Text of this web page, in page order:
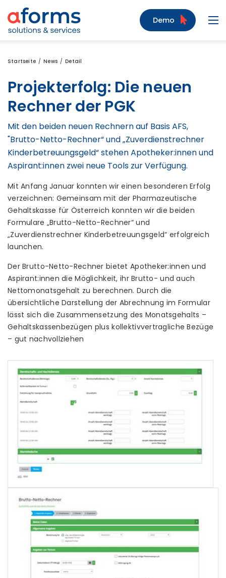
Zum Inhalt
Zum Menü
Zur Suche
Demo
Startseite News Detail
Projekterfolg: Die neuen
Rechner der PGK
Mit den beiden neuen Rechnern auf Basis AFS,
"Brutto-Netto-Rechner“ und „Zuverdienstrechner
Kinderbetreuungsgeld“ stehen Apotheker:innen und
Aspirant:innen zwei neue Tools zur Verfügung.
Mit Anfang Januar konnten wir einen besonderen Erfolg
verzeichnen: Gemeinsam mit der Pharmazeutische
Gehaltskasse für Österreich konnten wir die beiden
Formulare „Brutto-Netto-Rechner“ und
„Zuverdienstrechner Kinderbetreuungsgeld“ erfolgreich
launchen.
Der Brutto-Netto-Rechner bietet Apotheker:innen und
Aspirant:innen die Möglichkeit, ihr Brutto- und auch
Nettomonatsgehalt zu berechnen. Durch die
übersichtliche Darstellung der Abrechnung im Formular
lässt sich die Zusammensetzung des Monatsgehalts –
Gehaltskassenbezügen plus kollektivvertragliche Bezüge
– gut nachvollziehen